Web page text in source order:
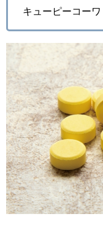
キューピーコー